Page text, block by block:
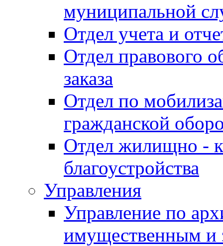
муниципальной
Отдел учета и
Отдел правового
заказа
Отдел по
гражданской
Отдел жилищно -
благоустройства
Управления
Управление по
имущественным и